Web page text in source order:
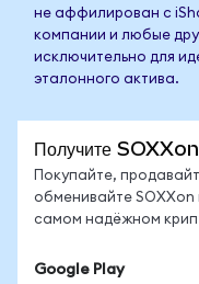
не аффилирован с
компании и любые
исключительно для
эталонного актива.
Получите SOXXon
Покупайте,
обменивайте SOXXon
самом надёжном
Google Play